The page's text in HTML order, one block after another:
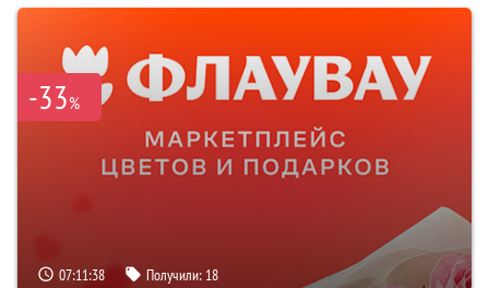
-33%
07:11:37 Получили: 18